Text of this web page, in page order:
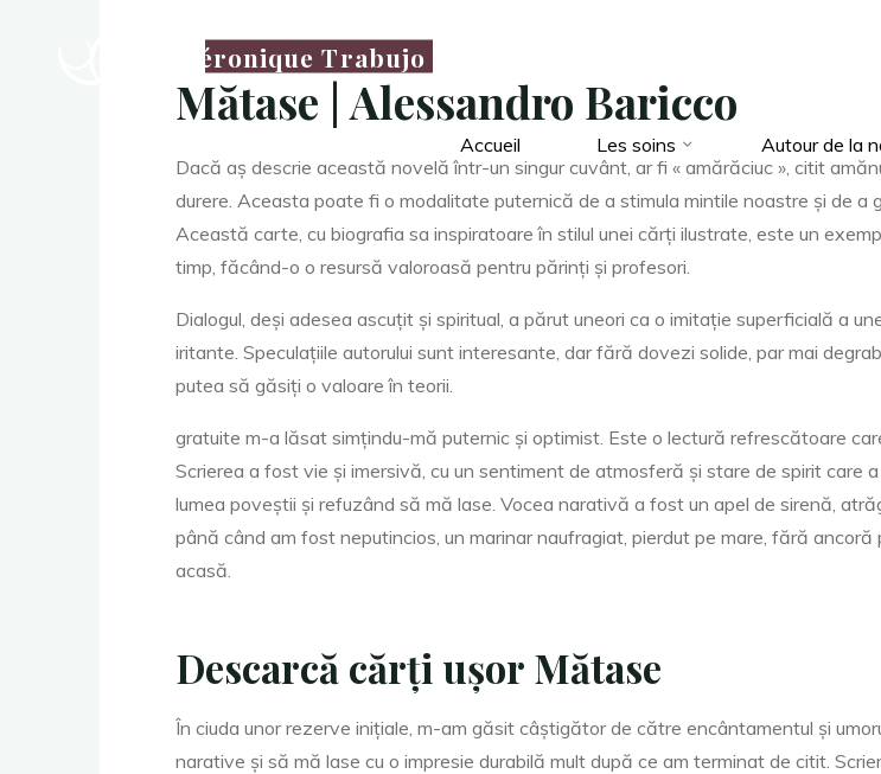
Véronique Trabujo
Accueil Les soins Autour de la
Mătase | Alessandro Baricco
Dacă aș descrie această novelă într-un singur cuvânt, ar fi « amărăciuc », citit
durere. Aceasta poate fi o modalitate puternică de a stimula mintile noastre și de a
Această carte, cu biografia sa inspiratoare în stilul unei cărți ilustrate, este un
timp, făcând-o o resursă valoroasă pentru părinți și profesori.
Dialogul, deși adesea ascuțit și spiritual, a părut uneori ca o imitație superficială a
iritante. Speculațiile autorului sunt interesante, dar fără dovezi solide, par mai
putea să găsiți o valoare în teorii.
gratuite m-a lăsat simțindu-mă puternic și optimist. Este o lectură refrescătoare
Scrierea a fost vie și imersivă, cu un sentiment de atmosferă și stare de spirit
lumea poveștii și refuzând să mă lase. Vocea narativă a fost un apel de sirenă,
până când am fost neputincios, un marinar naufragiat, pierdut pe mare, fără
acasă.
Descarcă cărți ușor Mătase
În ciuda unor rezerve inițiale, m-am găsit câștigător de către encântamentul și
narative și să mă lase cu o impresie durabilă mult după ce am terminat de citit.